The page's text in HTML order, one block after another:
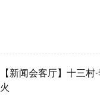
【新闻会客厅】十三
火